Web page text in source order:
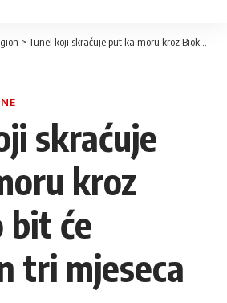
> Tunel koji skraćuje put ka moru kroz Biokovo bit će zatvoren tri mjeseca
skraćuje
kroz
bit će
tri mjeseca